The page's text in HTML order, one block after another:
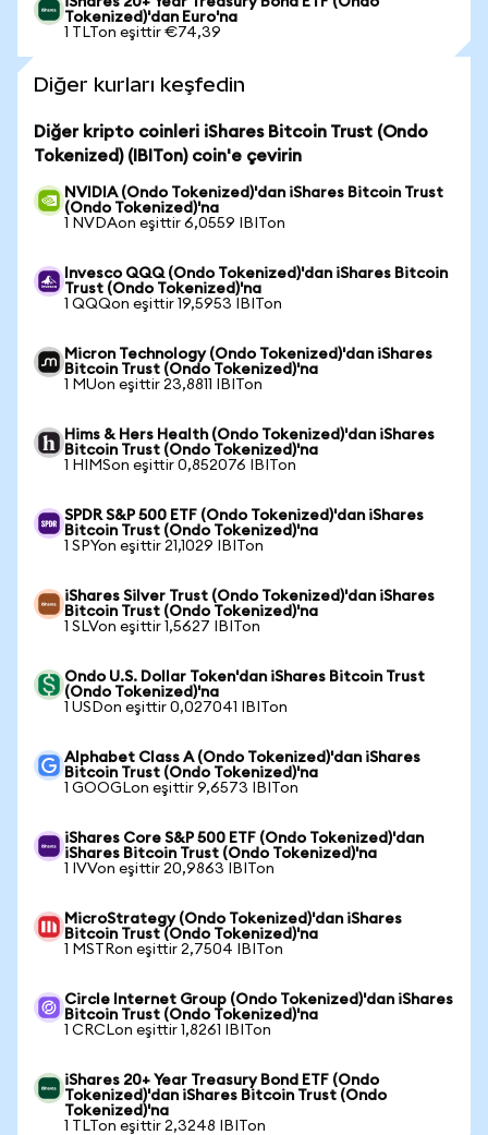
Tokenized)'dan Euro'na
1 TLTon eşittir €74,39
Diğer kurları keşfedin
Diğer kripto coinleri iShares Bitcoin Trust (Ondo
Tokenized) (IBITon) coin'e çevirin
NVIDIA (Ondo Tokenized)'dan iShares Bitcoin Trust
(Ondo Tokenized)'na
1 NVDAon eşittir 6,0559 IBITon
Invesco QQQ (Ondo Tokenized)'dan iShares Bitcoin
Trust (Ondo Tokenized)'na
1 QQQon eşittir 19,5953 IBITon
Micron Technology (Ondo Tokenized)'dan iShares
Bitcoin Trust (Ondo Tokenized)'na
1 MUon eşittir 23,8811 IBITon
Hims & Hers Health (Ondo Tokenized)'dan iShares
Bitcoin Trust (Ondo Tokenized)'na
1 HIMSon eşittir 0,852076 IBITon
SPDR S&P 500 ETF (Ondo Tokenized)'dan iShares
Bitcoin Trust (Ondo Tokenized)'na
1 SPYon eşittir 21,1029 IBITon
iShares Silver Trust (Ondo Tokenized)'dan iShares
Bitcoin Trust (Ondo Tokenized)'na
1 SLVon eşittir 1,5627 IBITon
Ondo U.S. Dollar Token'dan iShares Bitcoin Trust
(Ondo Tokenized)'na
1 USDon eşittir 0,027041 IBITon
Alphabet Class A (Ondo Tokenized)'dan iShares
Bitcoin Trust (Ondo Tokenized)'na
1 GOOGLon eşittir 9,6573 IBITon
iShares Core S&P 500 ETF (Ondo Tokenized)'dan
iShares Bitcoin Trust (Ondo Tokenized)'na
1 IVVon eşittir 20,9863 IBITon
MicroStrategy (Ondo Tokenized)'dan iShares
Bitcoin Trust (Ondo Tokenized)'na
1 MSTRon eşittir 2,7504 IBITon
Circle Internet Group (Ondo Tokenized)'dan iShares
Bitcoin Trust (Ondo Tokenized)'na
1 CRCLon eşittir 1,8261 IBITon
iShares 20+ Year Treasury Bond ETF (Ondo
Tokenized)'dan iShares Bitcoin Trust (Ondo
Tokenized)'na
1 TLTon eşittir 2,3248 IBITon